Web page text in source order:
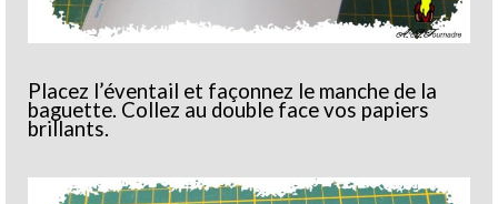
Placez l’éventail et façonnez le manche de la
baguette. Collez au double face vos papiers
brillants.